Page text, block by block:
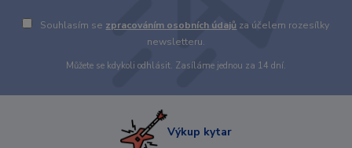
Souhlasím se zpracováním osobních údajů za účelem rozesílky
newsletteru.
Můžete se kdykoli odhlásit. Zasíláme jednou za 14 dní.
Výkup kytar